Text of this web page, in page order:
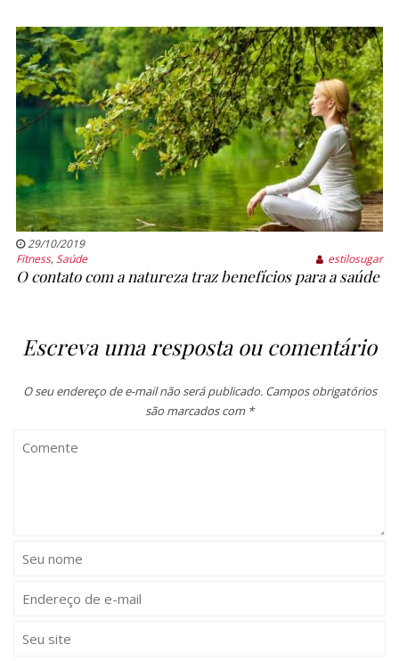
29/10/2019
Fitness,Saúde estilosugar
O contato com a natureza traz benefícios para a saúde
Escreva uma resposta ou comentário
O seu endereço de e-mail não será publicado. Campos obrigatórios
são marcados com *